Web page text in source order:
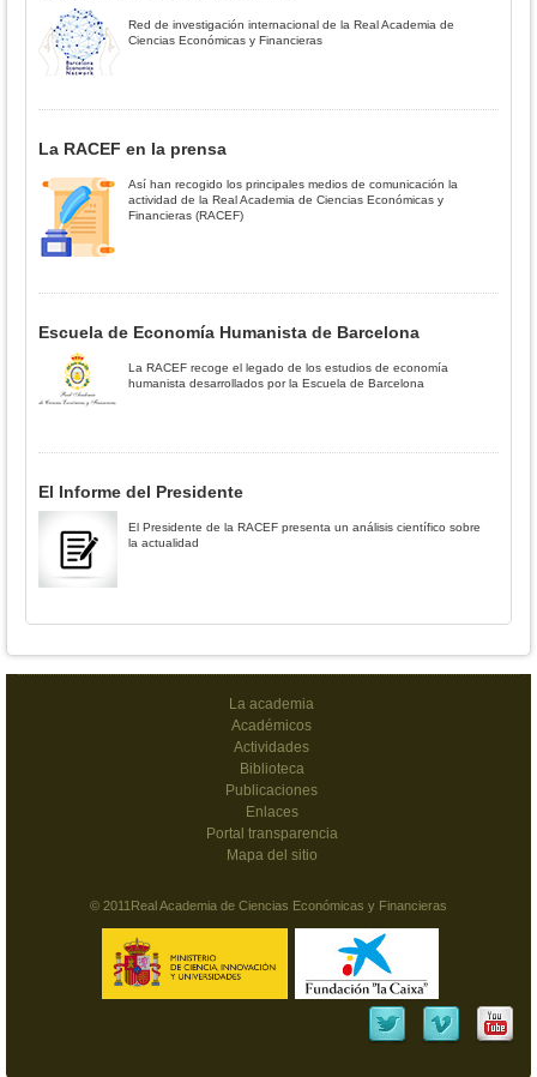
Red de investigación internacional de la Real Academia de
Ciencias Económicas y Financieras
La RACEF en la prensa
Así han recogido los principales medios de comunicación la
actividad de la Real Academia de Ciencias Económicas y
Financieras (RACEF)
Escuela de Economía Humanista de Barcelona
La RACEF recoge el legado de los estudios de economía
humanista desarrollados por la Escuela de Barcelona
El Informe del Presidente
El Presidente de la RACEF presenta un análisis científico sobre
la actualidad
La academia
Académicos
Actividades
Biblioteca
Publicaciones
Enlaces
Portal transparencia
Mapa del sitio
© 2011Real Academia de Ciencias Económicas y Financieras